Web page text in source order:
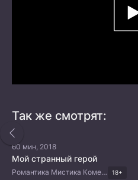
Так же смотрят:
60 мин, 2018
Мой странный герой
Романтика Мистика Комедия Корейские дорамы 18+